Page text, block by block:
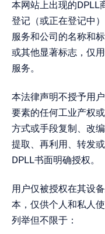
本网站上出现的DPLL
登记（或正在登记中
服务和公司的名称和
或其他显著标志，仅
服务。
本法律声明不授予用
要素的任何工业产权
方式或手段复制、改
提取、再利用、转发
DPLL书面明确授权。
用户仅被授权在其设
本，仅供个人和私人
列举但不限于：